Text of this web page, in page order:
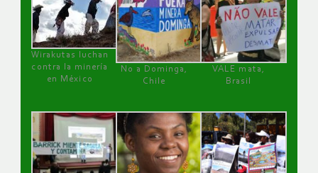
Wirakutas luchan
contra la minería
en México
No a Dominga,
Chile
VALE mata,
Brasil